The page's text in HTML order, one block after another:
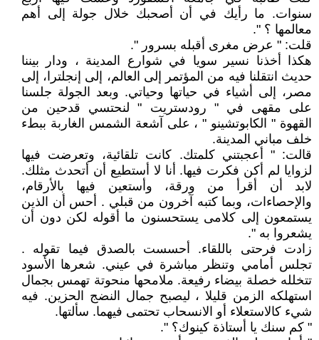
سنوات. ما رأيك في أن أصحبك خلال جولة إلى أهم
معالمها ؟ ".
قلت: " عرض مغرى أقبله بسرور ".
هكذا أخذنا نسير سويا في شوارع المدينة ، ودار بيننا
حديث انتقلنا فيه من المؤتمر إلى العالم، إلى إنجلترا، إلى
مصر، إلى أشياء في حياتها وحياتي. وبعد الجولة جلسنا
على مقهى في " رودستريت " لنحتسي قدحين من
القهوة " الكابوتشينو " ، على آشعة الشمس الغاربة ببطء
خلف مباني المدينة.
قالت: " أعجبتني كلمتك. كانت تلقائية، وتعرضت فيها
لزوايا لم أكن فكرت فيها. أنا لا أستطيع أن أتحدث مثلك.
لابد أن أقرأ من ورقة، وأستعين فيها بالأرقام،
والإحصاءات، وبما كتبه آخرون من قبلي . أحس أن الذين
يستمعون إلى كلامى يستحسنون ما أقوله لكن دون أن
يشعروا به ".
زادت فرحتى باللقاء. أحسست بالصدق فيما تقوله .
تجلس أمامي وتنظر مباشرة في عيني. شعرها الأسود
تتخلله خصلة بيضاء رفيعة. ملامحها منحوتة تهمس بجمال
استهلكه الزمن قليلا ، ليصبح جمال النضج الحزين. فيه
شيء كالاستعلاء أو الانسحاب تحتمى فيهما. سألتها.
" کم سنك يا أستاذة كينوك؟ ".